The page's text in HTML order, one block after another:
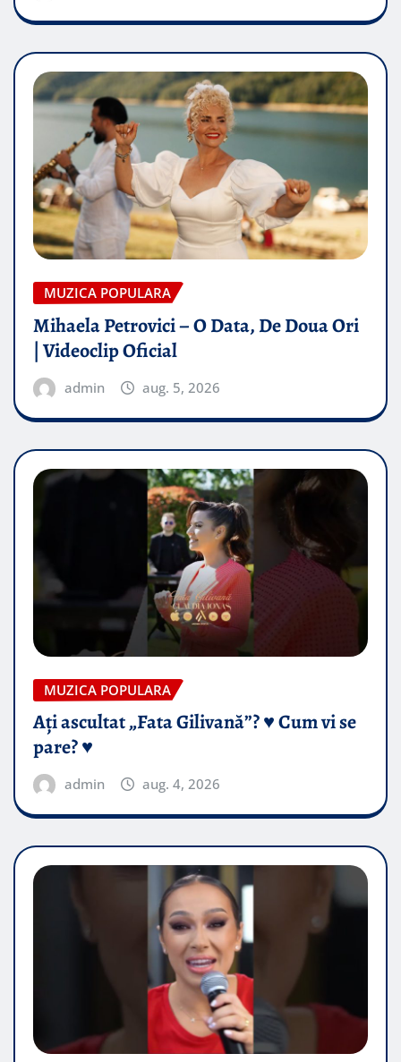
MUZICA POPULARA
Mihaela Petrovici – O Data, De Doua Ori
| Videoclip Oficial
admin aug. 5, 2026
MUZICA POPULARA
Ați ascultat „Fata Gilivană”? ♥️ Cum vi se
pare? ♥️
admin aug. 4, 2026